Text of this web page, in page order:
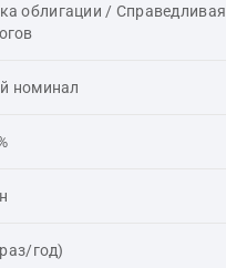
облигации /
номинал
год)